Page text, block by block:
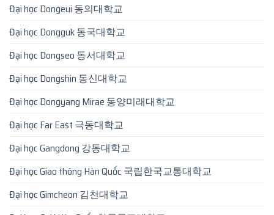
Đại học Dongeui 동의대학교
Đại học Dongguk 동국대학교
Đại học Dongseo 동서대학교
Đại học Dongshin 동신대학교
Đại học Dongyang Mirae 동양미래대학교
Đại học Far East 극동대학교
Đại học Gangdong 강동대학교
Đại học Giao thông Hàn Quốc 국립한국교통대학교
Đại học Gimcheon 김천대학교